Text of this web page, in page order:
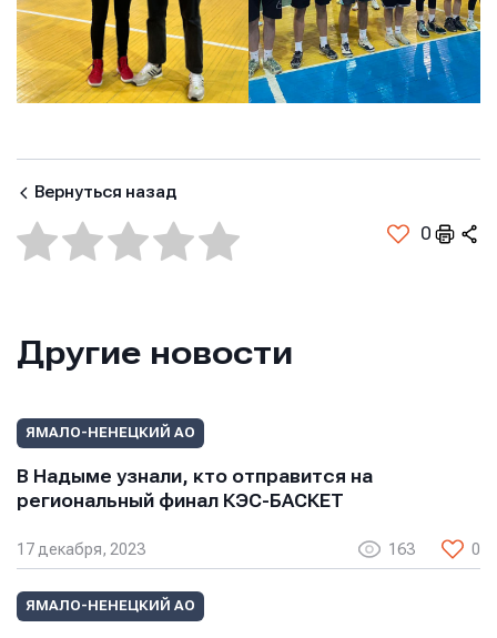
Вернуться назад
0
Другие новости
ЯМАЛО-НЕНЕЦКИЙ АО
В Надыме узнали, кто отправится на
региональный финал КЭС-БАСКЕТ
17 декабря, 2023 163 0
ЯМАЛО-НЕНЕЦКИЙ АО
E-mail
Сообщение
Отправить
условиями обработки персональных данных
E-mail
Сообщение
Отправить
условиями обработки персональных данных
E-mail
Сообщение
Отправить
Нажимая кнопку “Отправить”, вы соглашаетесь с